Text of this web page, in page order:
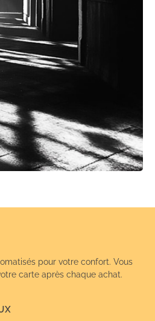
pour votre confort. Vous
carte après chaque achat.